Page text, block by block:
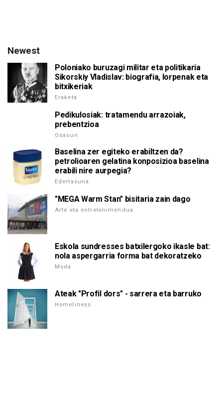
Newest
Poloniako buruzagi militar eta politikaria
Sikorskiy Vladislav: biografia, lorpenak eta
bitxikeriak
Eraketa
Pedikulosiak: tratamendu arrazoiak,
prebentzioa
Osasun
Baselina zer egiteko erabiltzen da?
petrolioaren gelatina konposizioa baselina
erabili nire aurpegia?
Edertasuna
"MEGA Warm Stan" bisitaria zain dago
Arte eta entretenimendua
Eskola sundresses batxilergoko ikasle bat:
nola aspergarria forma bat dekoratzeko
Moda
Ateak "Profil dors" - sarrera eta barruko
Homeliness